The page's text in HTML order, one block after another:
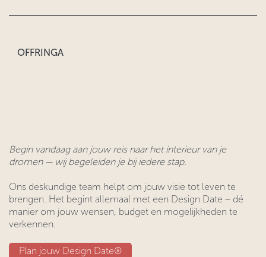
OFFRINGA
Begin vandaag aan jouw reis naar het interieur van je
dromen — wij begeleiden je bij iedere stap.
Ons deskundige team helpt om jouw visie tot leven te
brengen. Het begint allemaal met een Design Date – dé
manier om jouw wensen, budget en mogelijkheden te
verkennen.
Plan jouw Design ​​Date®​​